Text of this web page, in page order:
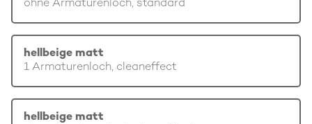
ohne Armaturenloch, standard
hellbeige matt
1 Armaturenloch, cleaneffect
hellbeige matt